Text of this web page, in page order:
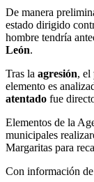
De manera
estado dirigido
hombre tendría
León.
Tras la agresión, el
elemento es
atentado fue
Elementos de la
municipales
Margaritas para
Con información